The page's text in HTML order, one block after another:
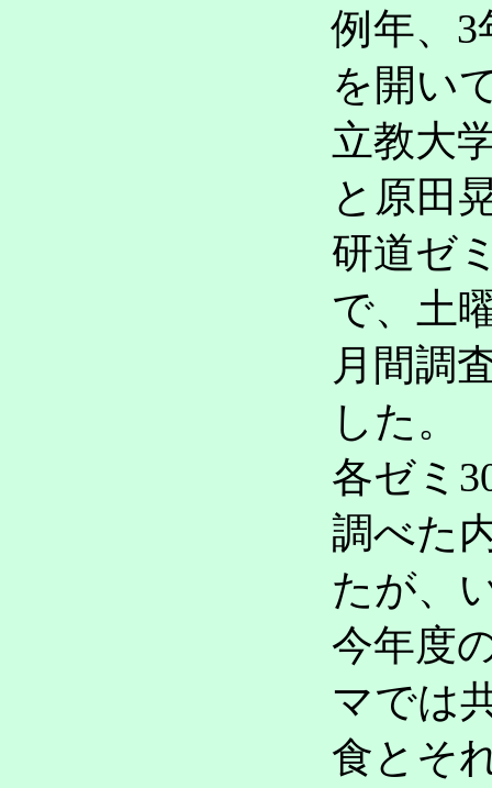
例年、
を開い
立教大
と原田
研道ゼ
で、土
月間調
した。
各ゼミ
調べた
たが、
今年度
マでは
食とそ